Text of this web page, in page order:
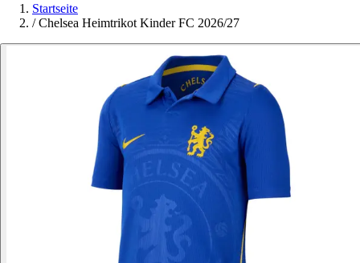
Startseite
/ Chelsea Heimtrikot Kinder FC 2026/27